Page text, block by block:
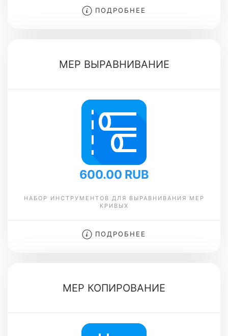
ПОДРОБНЕЕ
MEP ВЫРАВНИВАНИЕ
600.00 RUB
НАБОР ИНСТРУМЕНТОВ ДЛЯ ВЫРАВНИВАНИЯ MEP
КРИВЫХ
ПОДРОБНЕЕ
MEP КОПИРОВАНИЕ